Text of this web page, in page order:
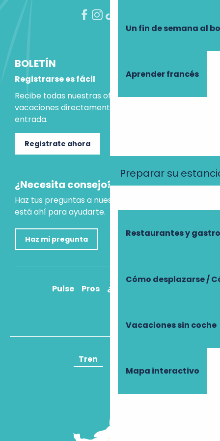
Un fin de semana al
Aprender francés
Preparar su
Restaurantes y
Cómo desplazarse /
Vacaciones sin coche
Mapa interactivo
BOLETÍN
Registrarse es fácil
Recibe todas nuestras ofertas e ideas para las
vacaciones directamente en tu bandeja de
entrada.
Regístrate ahora
¿Necesita consejo?
Haz tus preguntas a nuestro asistente virtual, que
está ahí para ayudarte.
Haz mi pregunta
Pulse Pros ¿Cómo llegar?
Tren